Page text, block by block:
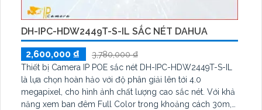
DH-IPC-HDW2449T-S-IL SẮC NÉT DAHUA
2,600,000 ₫
3,780,000 ₫
Thiết bị Camera IP POE sắc nét DH-IPC-HDW2449T-S-IL
là lựa chọn hoàn hảo với độ phân giải lên tới 4.0
megapixel, cho hình ảnh chất lượng cao sắc nét. Với khả
năng xem ban đêm Full Color trong khoảng cách 30m,